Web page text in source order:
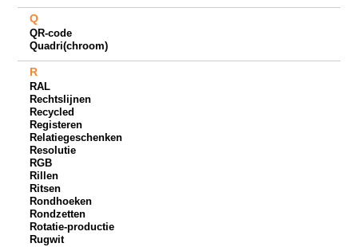
Q
QR-code
Quadri(chroom)
R
RAL
Rechtslijnen
Recycled
Registeren
Relatiegeschenken
Resolutie
RGB
Rillen
Ritsen
Rondhoeken
Rondzetten
Rotatie-productie
Rugwit